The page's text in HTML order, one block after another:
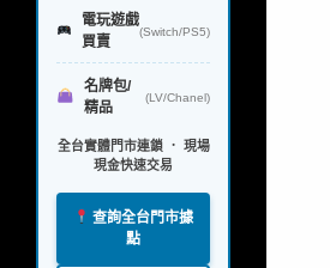
電玩遊戲
買賣
(Switch/PS5)
名牌包/
精品
(LV/Chanel)
全台實體門市連鎖 ． 現場
現金快速交易
查詢全台門市據
點